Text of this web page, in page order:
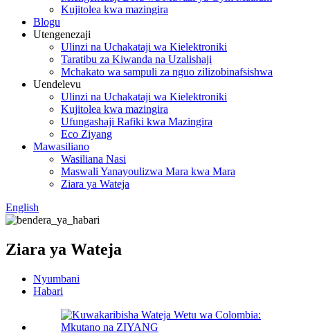
Kujitolea kwa mazingira
Blogu
Utengenezaji
Ulinzi na Uchakataji wa Kielektroniki
Taratibu za Kiwanda na Uzalishaji
Mchakato wa sampuli za nguo zilizobinafsishwa
Uendelevu
Ulinzi na Uchakataji wa Kielektroniki
Kujitolea kwa mazingira
Ufungashaji Rafiki kwa Mazingira
Eco Ziyang
Mawasiliano
Wasiliana Nasi
Maswali Yanayoulizwa Mara kwa Mara
Ziara ya Wateja
English
Ziara ya Wateja
Nyumbani
Habari